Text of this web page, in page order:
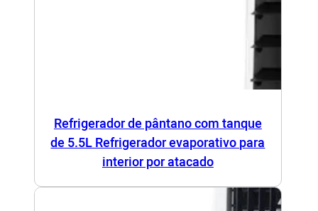
Refrigerador de pântano com tanque
de 5.5L Refrigerador evaporativo para
interior por atacado